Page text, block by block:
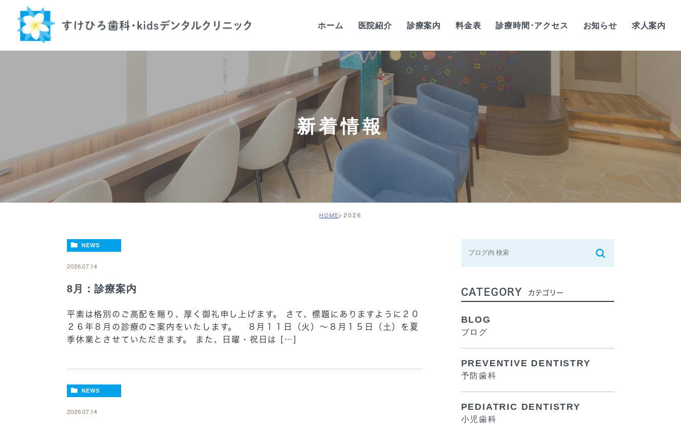
ホーム 医院紹介
当院の特徴
歯科医師紹介
当院の感染予防対策
院内紹介
設備紹介
診療時間・アクセス
求人案内
診療案内 料金表 診療時間･アクセス お知らせ 求人案内
アルバイト・パート
歯科助手/正社員
新着情報
HOME 2026
NEWS
2026.07.14
8月：診療案内
平素は格別のご高配を賜り、厚く御礼申し上げます。 さて、標題にありますように２０
２６年８月の診療のご案内をいたします。 ８月１１日（火）～８月１５日（土）を夏
季休業とさせていただきます。 また、日曜・祝日は […]
NEWS
2026.07.14
CATEGORY カテゴリー
BLOG
ブログ
PREVENTIVE DENTISTRY
予防歯科
PEDIATRIC DENTISTRY
小児歯科